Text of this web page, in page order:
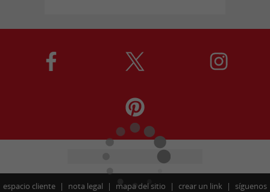
espacio cliente nota legal mapa del sitio crear un link síguenos